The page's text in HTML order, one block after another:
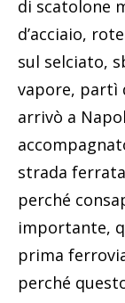
di scatolone
d’acciaio,
sul selciato,
vapore, partì
arrivò a
strada
perché
importante,
prima
perché